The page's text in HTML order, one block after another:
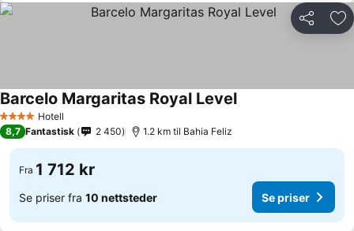
Del
4 StjernerHotell
Barcelo Margaritas Royal LevelSe priser
8,7 Fantastisk 2 450 1.2 km til Bahia Feliz
Fra 1 712 kr
Se priser fra 10 nettsteder Se priser